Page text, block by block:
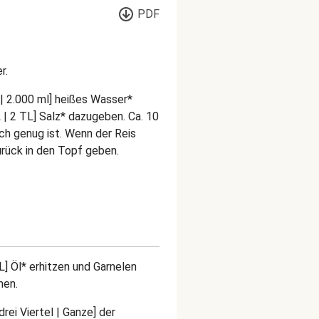
PDF
2.000 ml] heißes Wasser*
2 TL] Salz* dazugeben. Ca. 10
genug ist. Wenn der Reis
in den Topf geben.
Öl* erhitzen und Garnelen
Viertel | Ganze] der